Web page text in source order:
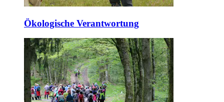
Ökologische Verantwortung